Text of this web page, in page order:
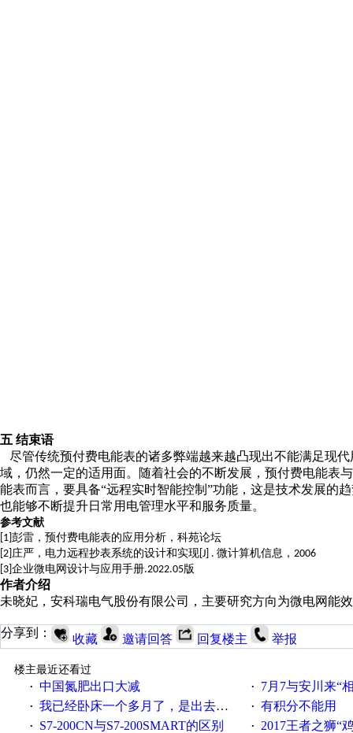
五 结束语
尽管传统预付费电能表的诸多弊端越来越凸现出不能满足现
域，仍然一定的适用面。随着社会的不断发展，预付费电能表
能表而言，要具备“远程实时智能控制”功能，这是技术发展的
也能够不断提升日常用电管理水平和服务质量。
参考文献
[1] 彭雷，预付费电能表的应用分析，科苑论坛
[2] 庄严，电力远程抄表系统的设计和实现 [J] . 微计算机信息， 2006
[3] 企业微电网设计与应用手册.2022.05版
作者介绍
未晓妃，安科瑞电气股份有限公司，主要研究方向为微电网能
分享到： 收藏 邀请回答 回复楼主 举报
楼主最近还看过
· 中国氮肥出口大减 · 7月7与安川来“
· 我已经卧床一个多月了，是出去安装机械手在高速遭遇车祸所致:大家工作都要特别注意啊 · 有积分不能用
· S7-200CN与S7-200SMART的区别 · 2017王者之狮“鸡”情签到